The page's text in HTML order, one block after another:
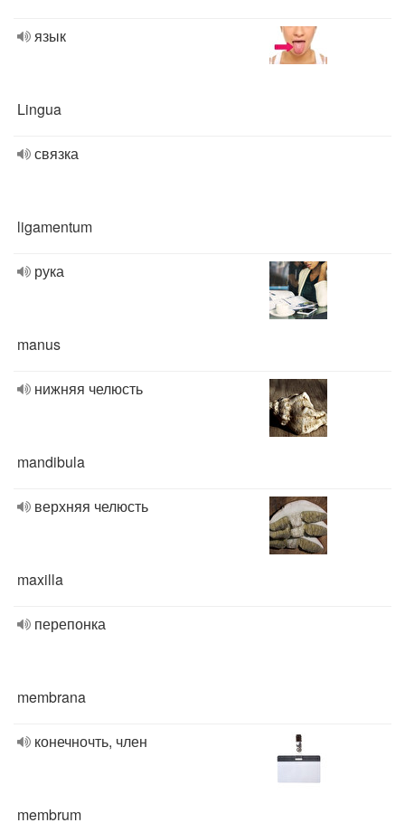
язык
Lingua
связка
ligamentum
рука
manus
нижняя челюсть
mandibula
верхняя челюсть
maxilla
перепонка
membrana
конечночть, член
membrum